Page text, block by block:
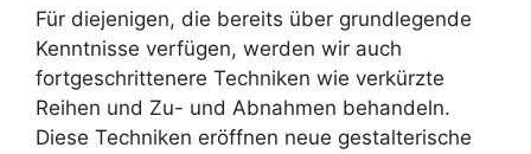
Für diejenigen, die bereits über grundlegende
Kenntnisse verfügen, werden wir auch
fortgeschrittenere Techniken wie verkürzte
Reihen und Zu- und Abnahmen behandeln.
Diese Techniken eröffnen neue gestalterische